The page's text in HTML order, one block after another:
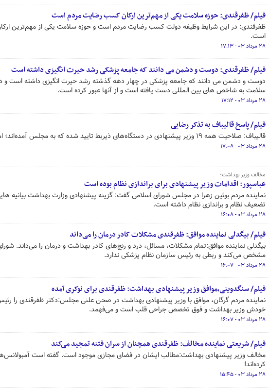
فیلم/ ظفرقندی: حوزه سلامت یکی از مهم‌ترین ارکان کسب رضایت مردم است
ظفرقندی: در این شرایط وظیفه دولت کسب رضایت مردم است و حوزه سلامت یکی از مهم‌ترین
است.
۲۸ مرداد ۰۳ - ۱۷:۱۳
فیلم/ ظفرقندی: دوست و دشمن می دانند که جامعه پزشکی رشد حیرت انگیزی داشته است
دوست و دشمن می دانند که جامعه پزشکی در چهار دهه گذشته رشد حیرت انگیزی داشته است و
سلامت به شاخص های بین المللی دست یافته است و از آنها عبور کرده است.
۲۸ مرداد ۰۳ - ۱۷:۱۲
فیلم/ پاسخ قالیباف به تذکر رضایی
قالیباف: صلاحیت همه ۱۹ وزیر پیشنهادی در دستگاه‌های ذیربط تایید شده که به مجلس آمده‌اند؛ اما تشخیص با مجلس است.
۲۸ مرداد ۰۳ - ۱۷:۰۸
مخالف وزیر بهداشت؛
عباسپور: اقدامات وزیر پیشنهادی برای براندازی نظام بوده است
نماینده مردم بوئین زهرا در مجلس شورای اسلامی گفت: گزینه پیشنهادی وزارت بهداشت بیانیه
تضعیف نظام و براندازی نظام داشته است.
۲۸ مرداد ۰۳ - ۱۶:۰۸
فیلم/ بیگدلی نماینده موافق: ظفرقندی مشکلات کادر درمان را می‌داند
بیگدلی نماینده موافق:تمام مشکلات، مسائل، درد و رنج‌های کادر بهداشت و درمان را می‌داند.
مشخص می‌کند و ربطی به رئیس سازمان نظام پزشکی ندارد.
۲۸ مرداد ۰۳ - ۱۶:۰۷
فیلم/ سنگدوینی،موافق وزیر پیشنهادی بهداشت: ظفرقندی برای نوکری آمده
نماینده مردم گرگان، موافق با وزیر پیشنهادی بهداشت در صحن علنی مجلس:دکتر ظفرقندی را
خودش وزیر بهداشت و فوق تخصص جراحی قلب است و می‌فهمد.
۲۸ مرداد ۰۳ - ۱۶:۰۷
فیلم/ شریعتی نماینده مخالف: ظفرقندی همچنان از سران فتنه تمجید می‌کند
مخالف وزیر پیشنهادی بهداشت:مطالب ایشان در فضای مجازی موجود است. گفته است آمبولانس‌ها
کرده‌اند!
۲۸ مرداد ۰۳ - ۱۵:۴۵